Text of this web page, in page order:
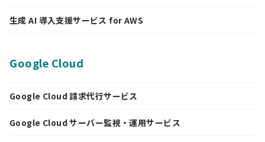
生成 AI 導入支援サービス for AWS
Google Cloud
Google Cloud 請求代行サービス
Google Cloud サーバー監視・運用サービス